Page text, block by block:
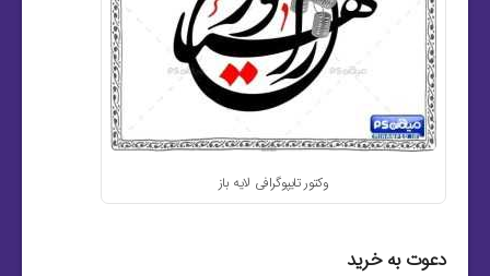
وکتور تایپوگرافی لایه باز
دعوت به خرید